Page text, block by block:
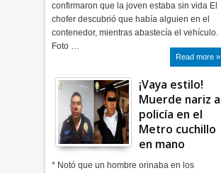
confirmaron que la joven estaba sin vida El
chofer descubrió que había alguien en el
contenedor, mientras abastecía el vehículo.
Foto …
Read more »
¡Vaya estilo!
Muerde nariz a
policía en el
Metro cuchillo
en mano
* Notó que un hombre orinaba en los